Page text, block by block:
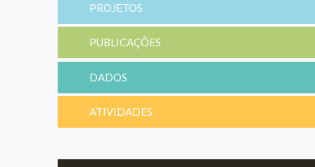
PROJETOS
PUBLICAÇÕES
DADOS
ATIVIDADES